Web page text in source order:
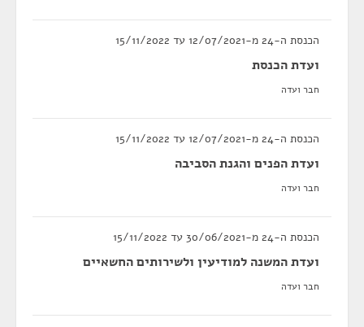
הכנסת ה-24 מ-12/07/2021 עד 15/11/2022
ועדת הכנסת
חבר ועדה
הכנסת ה-24 מ-12/07/2021 עד 15/11/2022
ועדת הפנים והגנת הסביבה
חבר ועדה
הכנסת ה-24 מ-30/06/2021 עד 15/11/2022
ועדת המשנה למודיעין ולשירותים החשאיים
חבר ועדה